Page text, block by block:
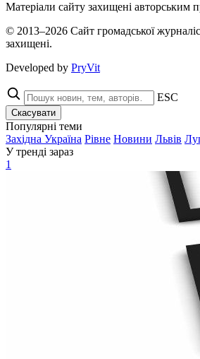
Матеріали сайту захищені авторським
© 2013–2026 Сайт громадської
захищені.
Developed by PryVit
ESC
Скасувати
Популярні теми
Західна Україна Рівне Новини Львів
У тренді зараз
1